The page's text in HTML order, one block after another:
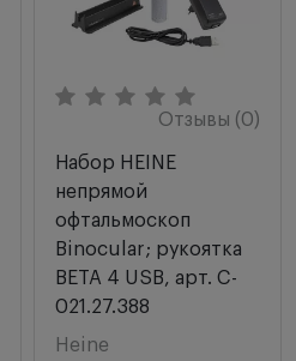
Отзывы (0)
Набор HEINE
непрямой
офтальмоскоп
Binocular; рукоятка
BETA 4 USB, арт. C-
021.27.388
Heine